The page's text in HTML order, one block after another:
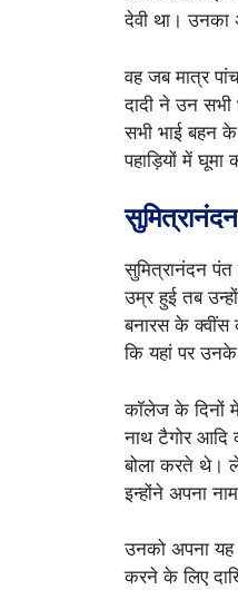
देवी था। उनका
वह जब मात्र
दादी ने उन
सभी भाई बहन
पहाड़ियों में
सुमित्रानंदन
उम्र हुई तब
बनारस के
कि यहां पर
कॉलेज के दिनों
नाथ टैगोर आदि
बोला करते थे।
इन्होंने अपना
उनको अपना यह
करने के लिए